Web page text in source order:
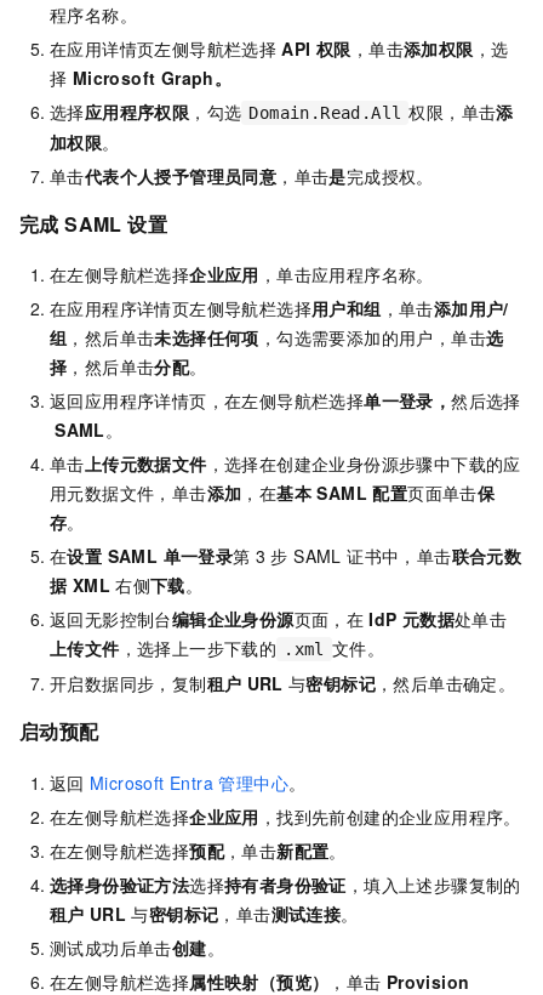
程序名称。
在应用详情页左侧导航栏选择 API 权限 ，单击添加权限 ，选
择 Microsoft Graph。
选择应用程序权限 ，勾选 Domain.Read.All 权限，单击添
加权限。
单击代表个人授予管理员同意 ，单击是完成授权。
完成 SAML 设置
在左侧导航栏选择企业应用 ，单击应用程序名称。
在应用程序详情页左侧导航栏选择用户和组 ，单击添加用户/
组 ，然后单击未选择任何项 ，勾选需要添加的用户，单击选
择 ，然后单击分配。
返回应用程序详情页，在左侧导航栏选择单一登录，然后选择
SAML。
单击上传元数据文件 ，选择在创建企业身份源步骤中下载的应
用元数据文件，单击添加 ，在基本 SAML 配置页面单击保
存。
在设置 SAML 单一登录第 3 步 SAML 证书中，单击联合元数
据 XML 右侧下载。
返回无影控制台编辑企业身份源页面，在 IdP 元数据处单击
上传文件 ，选择上一步下载的 .xml 文件。
开启数据同步，复制租户 URL 与密钥标记 ，然后单击确定。
启动预配
返回 Microsoft Entra 管理中心。
在左侧导航栏选择企业应用 ，找到先前创建的企业应用程序。
在左侧导航栏选择预配，单击新配置。
选择身份验证方法选择持有者身份验证 ，填入上述步骤复制的
租户 URL 与密钥标记 ，单击测试连接。
测试成功后单击创建。
在左侧导航栏选择属性映射（预览） ，单击 Provision